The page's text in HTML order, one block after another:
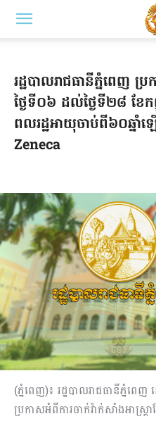
រដ្ឋបាលរាជធានីភ្នំពេញ
ថ្ងៃទី០៦ ដល់ថ្ងៃទី២៨ ខែក
ពលរដ្ឋអាយុចាប់ពី៦០ឆ្ន
Zeneca
(ភ្នំពេញ)៖ រដ្ឋបាលរាជធានីភ្នំពេ
ប្រកាសអំពីការចាក់វ៉ាក់សាំងអាស្